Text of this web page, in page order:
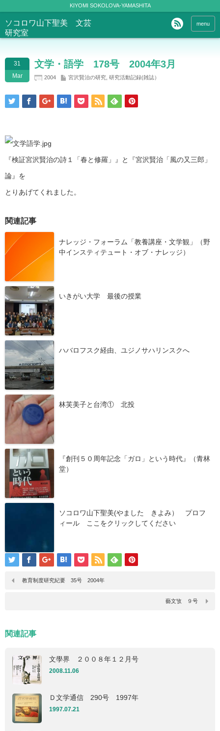
KIYOMI SOKOLOVA-YAMASHITA
ソコロワ山下聖美 文芸
研究室
menu
31
Mar
文学・語学 178号 2004年3月
2004 宮沢賢治の研究 研究活動記録(雑誌）
『検証宮沢賢治の詩１「春と修羅」』と『宮沢賢治「風の又三郎」
論』を
とりあげてくれました。
関連記事
ナレッジ・フォーラム「教養講座・文学観」（野
中インスティテュート・オブ・ナレッジ）
いきがい大学 最後の授業
ハバロフスク経由、ユジノサハリンスクへ
林芙美子と台湾① 北投
『創刊５０周年記念「ガロ」という時代』（青林
堂）
ソコロワ山下聖美(やました きよみ） プロフ
ィール ここをクリックしてください
教育制度研究紀要 35号 2004年
藝文攷 ９号
関連記事
文學界 ２００８年１２月号
2008.11.06
Ｄ文学通信 290号 1997年
1997.07.21